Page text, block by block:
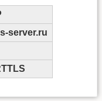
server.ru